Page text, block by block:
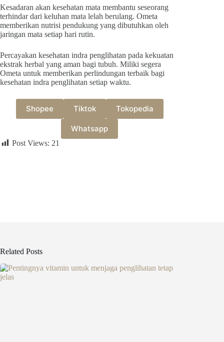
Kesadaran akan kesehatan mata membantu seseorang
terhindar dari keluhan mata lelah berulang. Ometa
memberikan nutrisi pendukung yang dibutuhkan oleh
jaringan mata setiap hari rutin.
Percayakan kesehatan indra penglihatan pada kekuatan
ekstrak herbal yang aman bagi tubuh. Miliki segera
Ometa untuk memberikan perlindungan terbaik bagi
kesehatan indra penglihatan setiap waktu.
Shopee Tiktok Tokopedia
Whatsapp
Post Views: 21
Related Posts